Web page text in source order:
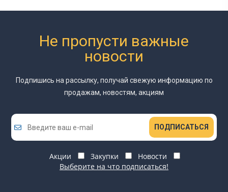
Не пропусти важные
новости
Подпишись на рассылку, получай свежую информацию по
продажам, новостям, акциям
ПОДПИСАТЬСЯ
Акции Закупки
Новости
Выберите на что подписаться!